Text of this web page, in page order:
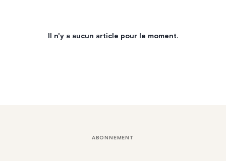
Il n'y a aucun article pour le moment.
ABONNEMENT